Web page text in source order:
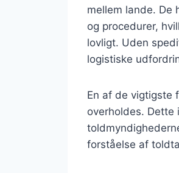
mellem lande. De
og procedurer,
lovligt. Uden
logistiske
En af de vigtigste
overholdes.
forståelse af